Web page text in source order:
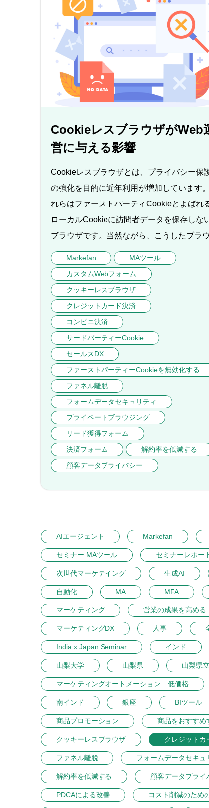
CookieレスブラウザがWeb
営に与える影響
Cookieレスブラウザとは、プライバシー保
の強化を目的に近年利用が増加しています
れらはファーストパーティCookieとよばれ
ローカルCookieに訪問者データを保存しな
ブラウザです。当然ながら、こうしたブラ
Markefan
MAツール
カスタムWebフォーム
クッキーレスブラウザ
クレジットカード決済
コンビニ決済
サードパーティーCookie
セールスDX
ファーストパーティーCookieを無効化する
ファネル離脱
フォームデータセキュリティ
プライベートブラウジング
リード獲得フォーム
決済フォーム
解約率を低減する
顧客データプライバシー
AIエージェント Markefan
セミナー MAツール セミナーレポー
次世代マーケテイング 生成AI
自動化 MA MFA
マーケティング 営業の成果を高める
マーケティングDX 人事
India x Japan Seminar インド
山梨大学 山梨県 山梨県
マーケティングオートメーション 低価格
南インド 銀座 BIツール
商品プロモーション 商品をおすすめ
クッキーレスブラウザ クレジットカ
ファネル離脱 フォームデータセキュ
解約率を低減する 顧客データプライ
PDCAによる改善 コスト削減のため